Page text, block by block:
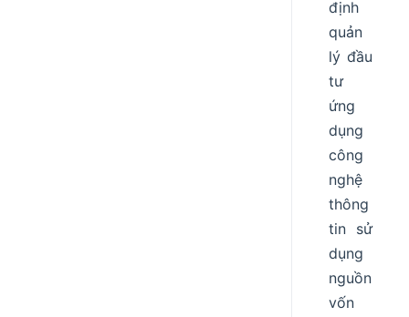
định
quản
lý đầu
tư
ứng
dụng
công
nghệ
thông
tin sử
dụng
nguồn
vốn